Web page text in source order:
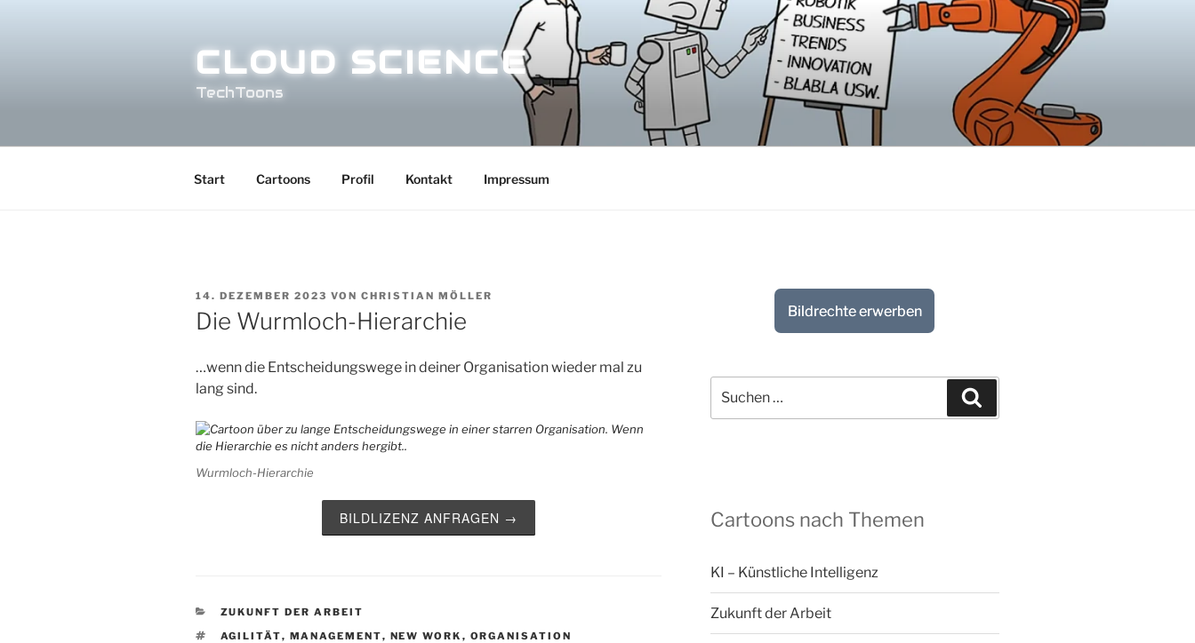
CLOUD SCIENCE
TechToons
Start Cartoons Profil Kontakt Impressum
VERÖFFENTLICHT
AM
14. DEZEMBER 2023 VON CHRISTIAN MÖLLER
Die Wurmloch-Hierarchie
…wenn die Entscheidungswege in deiner Organisation wieder mal zu
lang sind.
Wurmloch-Hierarchie
BILDLIZENZ ANFRAGEN →
KATEGORIEN
ZUKUNFT DER ARBEIT
SCHLAGWÖRTER
AGILITÄT, MANAGEMENT, NEW WORK , ORGANISATION
Bildrechte erwerben
nach:
Cartoons nach Themen
KI – Künstliche Intelligenz
Zukunft der Arbeit